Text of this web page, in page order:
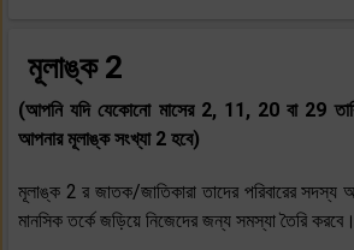
মূলাঙ্ক 2
(আপনি যদি যেকোনো মাসের 2, 11, 20 বা 29
আপনার মূলাঙ্ক সংখ্যা 2 হবে)
মূলাঙ্ক 2 র জাতক/জাতিকারা তাদের পরিবারের সদস্য
মানসিক তর্কে জড়িয়ে নিজেদের জন্য সমস্যা তৈরি করবে।